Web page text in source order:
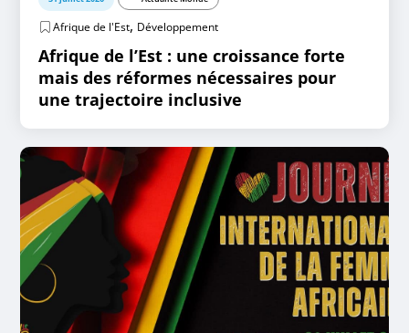
Afrique de l'Est, Développement
Afrique de l’Est : une croissance forte
mais des réformes nécessaires pour
une trajectoire inclusive